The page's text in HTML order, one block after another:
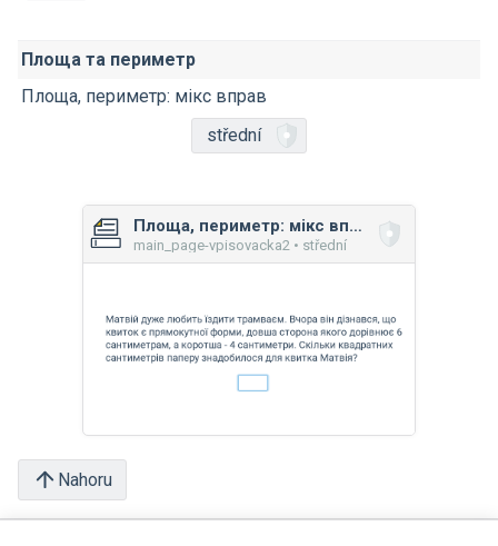
Площа та периметр
Площа, периметр: мікс вправ
střední
Площа, периметр: мікс вправ
main_page-vpisovacka2 • střední
Nahoru